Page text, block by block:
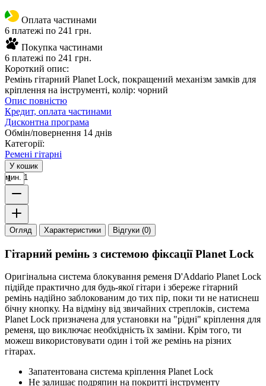
Оплата частинами
6 платежі по 241 грн.
Покупка частинами
6 платежі по 241 грн.
Короткий опис:
Ремінь гітарний Planet Lock, покращений механізм замків для
кріплення на інструменті, колір: чорний
Опис повністю
Кредит, оплата частинами
Дисконтна програма
Обмін/повернення 14 днів
Категорії:
Ремені гітарні
У кошик
мин. 1
Огляд Характеристики Відгуки (0)
Гітарний ремінь з системою фіксації Planet Lock
Оригінальна система блокування ременя D'Addario Planet Lock
підійде практично для будь-якої гітари і збереже гітарний
ремінь надійно заблокованим до тих пір, поки ти не натиснеш
бічну кнопку. На відміну від звичайних стреплоків, система
Planet Lock призначена для установки на "рідні" кріплення для
ременя, що виключає необхідність їх заміни. Крім того, ти
можеш використовувати один і той же ремінь на різних
гітарах.
Запатентована система кріплення Planet Lock
Не залишає подряпин на покритті інструменту